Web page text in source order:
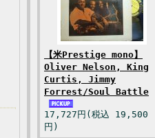
【米Prestige mono】
Oliver Nelson, King
Curtis, Jimmy
Forrest/Soul Battle
17,727円(税込 19,500
円)